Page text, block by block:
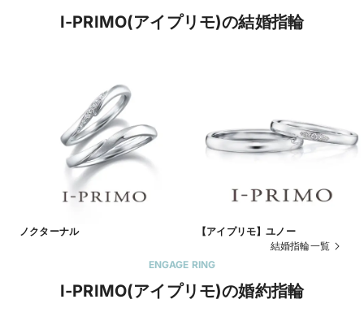
I-PRIMO(アイプリモ)の結婚指輪
ノクターナル
【アイプリモ】ユノー
結婚指輪一覧
ENGAGE RING
I-PRIMO(アイプリモ)の婚約指輪